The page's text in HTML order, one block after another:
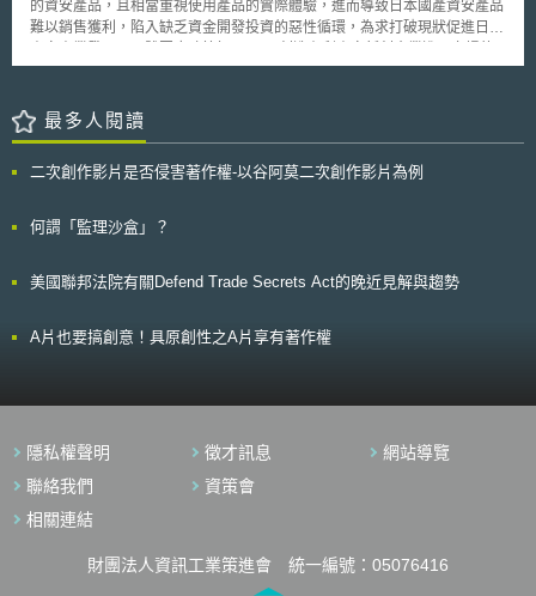
前科技水準得出結論，基因改造作物中的標記基因不會對人體健康或是生態
環境帶來負面影響。 為能解決批准基因改造作物商業化種植的問題，
國於過程中充分反映其立場，並自行決定是否將核准基因改造作物於境內的
商業化種植。
的資安產品，且相當重視使用產品的實際體驗，進而導致日本國產資安產品
難以銷售獲利，陷入缺乏資金開發投資的惡性循環，為求打破現狀促進日本
環境：彙整具有前景的資安新創企業名單，提供予政府參考，讓政府率先試
果，藉此提升資安新創企業知名度，降低其進入市場的難度。 2. 發掘具有
潛力的技術及具市場競爭力之產品或服務：實施競賽形式的獎金制度，發掘
發計畫，促進技術實際落地運用，改善不利開發投資的環境。建立系統整合
程中發揮影響力。 3. 充實高階專業人才拓展國際市場：擴大高階專業人才
才，拓展國際市場等問題。
最多人閱讀
二次創作影片是否侵害著作權-以谷阿莫二次創作影片為例
何謂「監理沙盒」？
美國聯邦法院有關Defend Trade Secrets Act的晚近見解與趨勢
A片也要搞創意！具原創性之A片享有著作權
隱私權聲明 徵才訊息
網站導覽
聯絡我們
資策會
相關連結
財團法人資訊工業策進會 統一編號：05076416